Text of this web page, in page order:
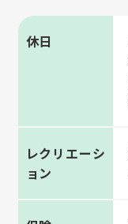
休日
レクリエーシ
ョン